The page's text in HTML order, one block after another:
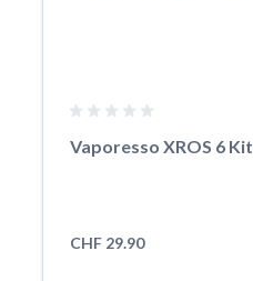
Vaporesso XROS 6 Kit
CHF 29.90